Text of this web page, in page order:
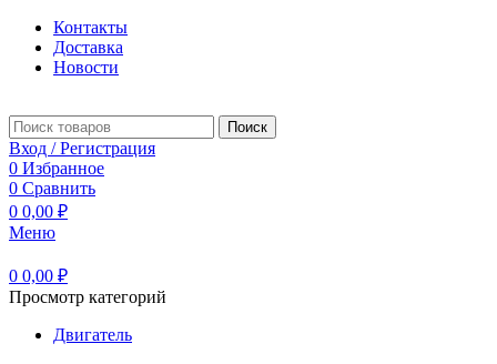
Контакты
Доставка
Новости
Поиск
Вход / Регистрация
0 Избранное
0 Сравнить
0 0,00 ₽
Меню
0 0,00 ₽
Просмотр категорий
Двигатель